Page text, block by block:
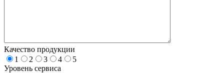
Качество продукции
1
2 3 4
5
Уровень сервиса